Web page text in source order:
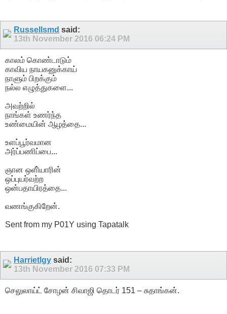
Russellsmd said:
13th November 2016 06:24 PM
காலம் கொண்டாடும்
காவிய நாயகனுக்காய்
நாளும் பிறக்கும்
நல்ல எழுத்துகளை...
அவற்றில்
நாங்கள் உணர்ந்த
உண்மையின் ஆழத்தை...
உளப்பூர்வமான
அர்ப்பணிப்பை...
ஞான ஒளி்யாரின்
ஒப்புயர்வற்ற
ஒன்பதாயிரத்தை...
வணங்குகிறேன்.
Sent from my P01Y using Tapatalk
Harrietlgy said:
13th November 2016 07:33 PM
செலுலாய்ட் சோழன் சிவாஜி தொடர் 151 – சுதாங்கன்.